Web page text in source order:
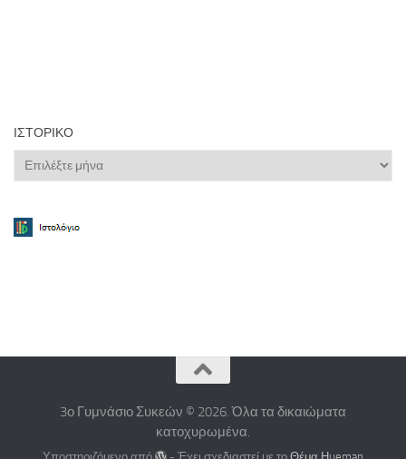
ΙΣΤΟΡΙΚΌ
Ιστορικό
3ο Γυμνάσιο Συκεών © 2026. Όλα τα δικαιώματα
κατοχυρωμένα.